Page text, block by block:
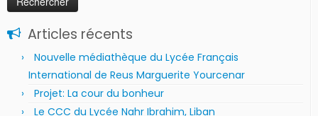
Articles récents
Nouvelle médiathèque du Lycée Français
International de Reus Marguerite Yourcenar
Projet: La cour du bonheur
Le CCC du Lycée Nahr Ibrahim, Liban